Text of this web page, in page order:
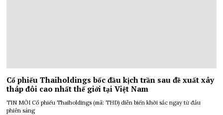
Cổ phiếu Thaiholdings bốc đầu kịch trần sau đề xuất xây
tháp đôi cao nhất thế giới tại Việt Nam
TIN MỚI Cổ phiếu Thaiholdings (mã: THD) diễn biến khởi sắc ngay từ đầu
phiên sáng